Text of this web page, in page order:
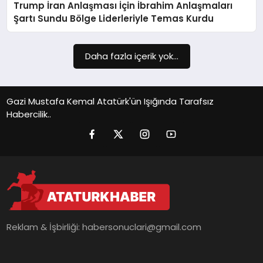
SIYASET
YAŞAM
Trump İran Anlaşması İçin İbrahim Anlaşmaları
Şartı Sundu Bölge Liderleriyle Temas Kurdu
Daha fazla içerik yok...
Gazi Mustafa Kemal Atatürk'ün Işığında Tarafsız
Habercilik..
Reklam & İşbirliği:habersonuclari@gmail.com